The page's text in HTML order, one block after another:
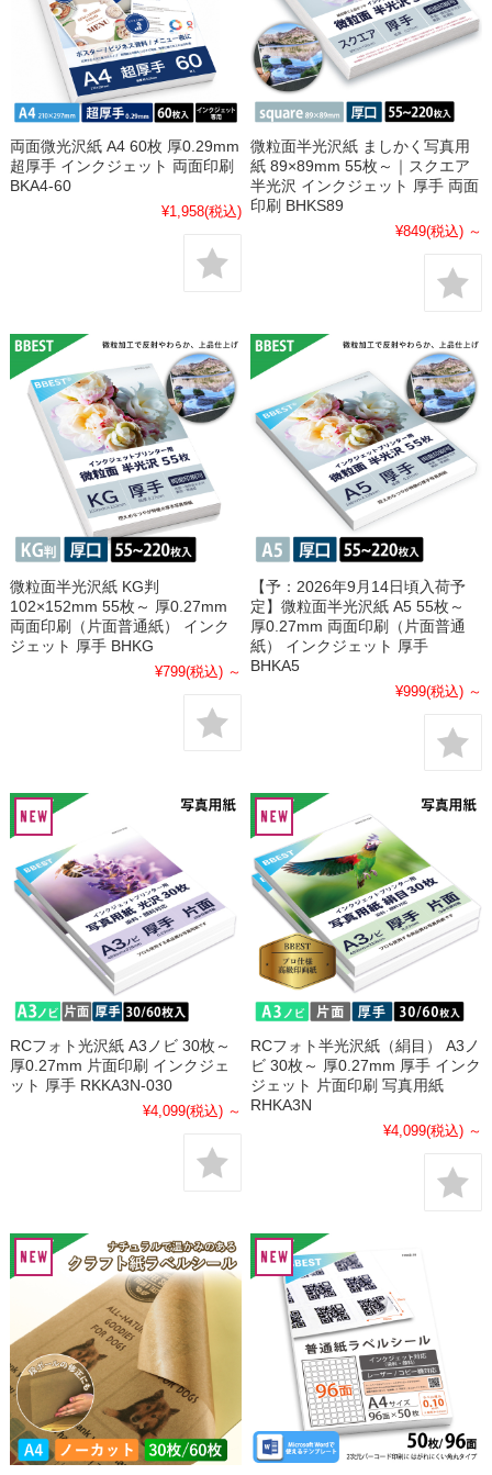
両面微光沢紙 A4 60枚 厚0.29mm
超厚手 インクジェット 両面印刷
BKA4-60
¥1,958(税込)
微粒面半光沢紙 ましかく写真用
紙 89×89mm 55枚～｜スクエア
半光沢 インクジェット 厚手 両面
印刷 BHKS89
¥849(税込) ～
微粒面半光沢紙 KG判
102×152mm 55枚～ 厚0.27mm
両面印刷（片面普通紙） インク
ジェット 厚手 BHKG
¥799(税込) ～
【予：2026年9月14日頃入荷予
定】微粒面半光沢紙 A5 55枚～
厚0.27mm 両面印刷（片面普通
紙） インクジェット 厚手
BHKA5
¥999(税込) ～
RCフォト光沢紙 A3ノビ 30枚～
厚0.27mm 片面印刷 インクジェ
ット 厚手 RKKA3N-030
¥4,099(税込) ～
RCフォト半光沢紙（絹目） A3ノ
ビ 30枚～ 厚0.27mm 厚手 インク
ジェット 片面印刷 写真用紙
RHKA3N
¥4,099(税込) ～